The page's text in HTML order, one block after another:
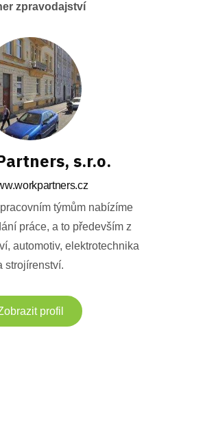
zpravodajství
s.r.o.
týmům nabízíme
práce, a to především z
automotiv, elektrotechnika
strojírenství.
profil